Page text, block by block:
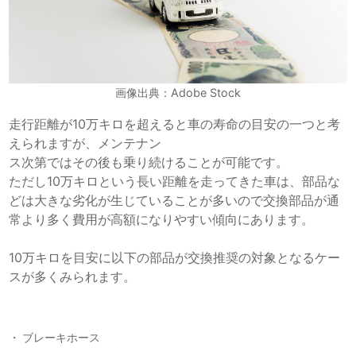
画像出典：Adobe Stock
走行距離が10万キロを超えると車の寿命の目安の一つと考
えられますが、メンテナン
ス次第ではその後も乗り続けることが可能です。
ただし10万キロという長い距離を走ってきた車は、部品な
どは大きな劣化が生じていることが多いので交換部品が通
常より多く費用が高額になりやすい傾向にあります。
10万キロを目安に以下の部品が交換推奨の対象となるケー
スが多くみられます。
ブレーキホース